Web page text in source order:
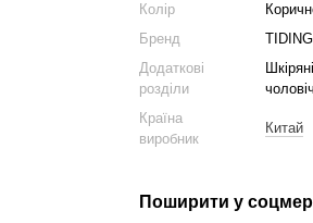
Колір
Бренд
Додаткові
розділи
Країна
виробник
Китай
Поширити у